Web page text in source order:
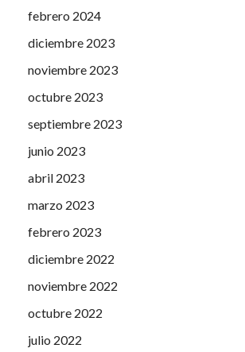
febrero 2024
diciembre 2023
noviembre 2023
octubre 2023
septiembre 2023
junio 2023
abril 2023
marzo 2023
febrero 2023
diciembre 2022
noviembre 2022
octubre 2022
julio 2022